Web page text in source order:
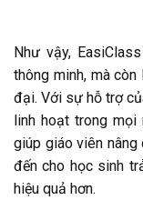
Như vậy,
thông minh, mà
đại. Với sự hỗ trợ
linh hoạt trong mọi
giúp giáo viên nâng
đến cho học sinh
hiệu quả hơn.